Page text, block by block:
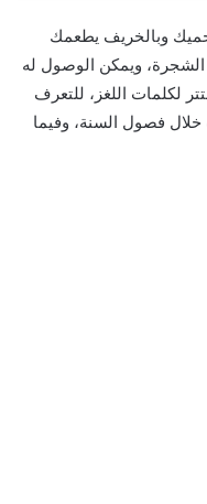
وبالخريف يطعمك
في 6 حروف وهي الشجرة، ويمكن الوصول له
لكلمات اللغز، للتعرف
فصول السنة، وفيما